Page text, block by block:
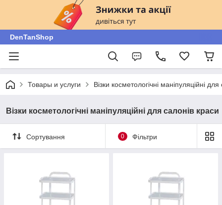
DenTanShop
Товары и услуги Візки косметологічні маніпуляційні
Візки косметологічні маніпуляційні для салонів краси
Сортування 0 Фільтри